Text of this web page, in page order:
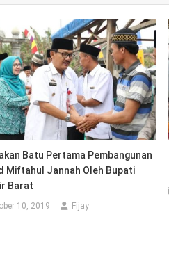
Batu Pertama Pembangunan
Miftahul Jannah Oleh Bupati
Barat
10, 2019 Fijay